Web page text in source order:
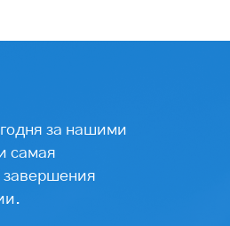
за нашими
самая
завершения